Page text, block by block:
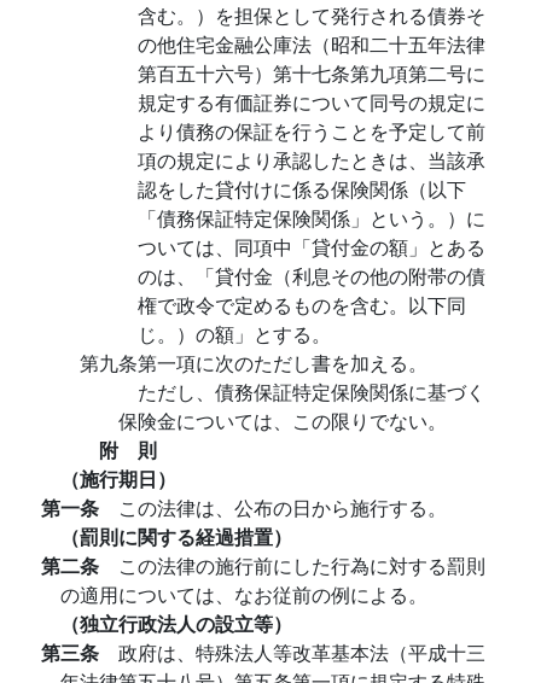
含む。）を担保として発行される債券そ
の他住宅金融公庫法（昭和二十五年法律
第百五十六号）第十七条第九項第二号に
規定する有価証券について同号の規定に
より債務の保証を行うことを予定して前
項の規定により承認したときは、当該承
認をした貸付けに係る保険関係（以下
「債務保証特定保険関係」という。）に
ついては、同項中「貸付金の額」とある
のは、「貸付金（利息その他の附帯の債
権で政令で定めるものを含む。以下同
じ。）の額」とする。
第九条第一項に次のただし書を加える。
ただし、債務保証特定保険関係に基づく
保険金については、この限りでない。
附 則
（施行期日）
第一条 この法律は、公布の日から施行する。
（罰則に関する経過措置）
第二条 この法律の施行前にした行為に対する罰則
の適用については、なお従前の例による。
（独立行政法人の設立等）
第三条 政府は、特殊法人等改革基本法（平成十三